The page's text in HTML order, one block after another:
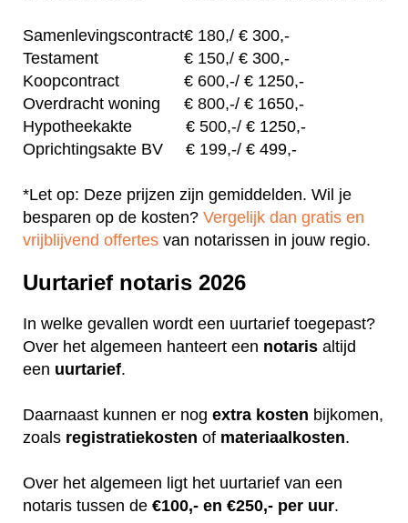
Samenlevingscontract€ 180,/ € 300,-
Testament
€ 150,/ € 300,-
Koopcontract
€ 600,-/ € 1250,-
Overdracht woning
€ 800,-/ € 1650,-
Hypotheekakte
€ 500,-/ € 1250,-
Oprichtingsakte BV € 199,-/ € 499,-
*Let op: Deze prijzen zijn gemiddelden. Wil je
besparen op de kosten? Vergelijk dan gratis en
vrijblijvend offertes van notarissen in jouw regio.
Uurtarief notaris 2026
In welke gevallen wordt een uurtarief toegepast?
Over het algemeen hanteert een notaris altijd
een uurtarief.
Daarnaast kunnen er nog extra kosten bijkomen,
zoals registratiekosten of materiaalkosten.
Over het algemeen ligt het uurtarief van een
notaris tussen de €100,- en €250,- per uur.